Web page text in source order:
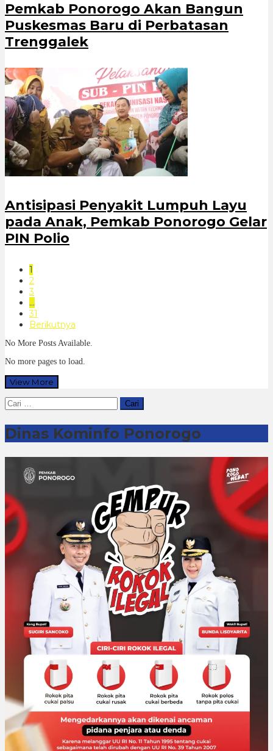
Pemkab Ponorogo Akan Bangun
Puskesmas Baru di Perbatasan
Trenggalek
Antisipasi Penyakit Lumpuh Layu
pada Anak, Pemkab Ponorogo Gelar
PIN Polio
1
2
3
…
31
Berikutnya
No More Posts Available.
No more pages to load.
View More
Cari
untuk:
Dinas Kominfo Ponorogo